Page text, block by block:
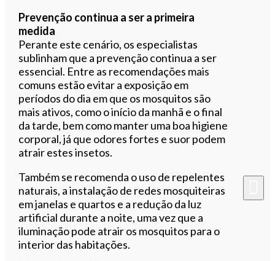
Prevenção continua a ser a primeira
medida
Perante este cenário, os especialistas
sublinham que a prevenção continua a ser
essencial. Entre as recomendações mais
comuns estão evitar a exposição em
períodos do dia em que os mosquitos são
mais ativos, como o início da manhã e o final
da tarde, bem como manter uma boa higiene
corporal, já que odores fortes e suor podem
atrair estes insetos.
Também se recomenda o uso de repelentes
naturais, a instalação de redes mosquiteiras
em janelas e quartos e a redução da luz
artificial durante a noite, uma vez que a
iluminação pode atrair os mosquitos para o
interior das habitações.